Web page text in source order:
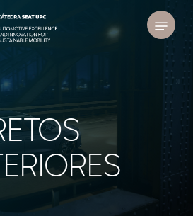
Menu
Close
Menu